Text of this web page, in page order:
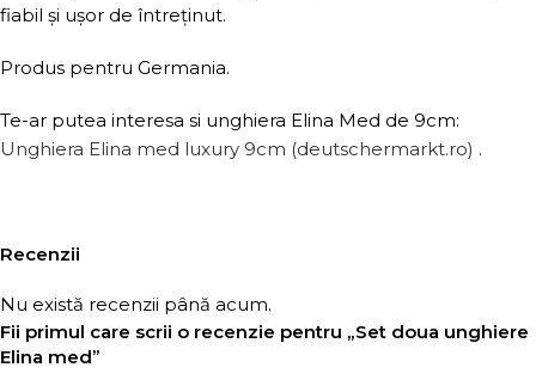
fiabil și ușor de întreținut.
Produs pentru Germania.
Te-ar putea interesa si unghiera Elina Med de 9cm:
Unghiera Elina med luxury 9cm (deutschermarkt.ro) .
Recenzii
Nu există recenzii până acum.
Fii primul care scrii o recenzie pentru „Set doua unghiere
Elina med”